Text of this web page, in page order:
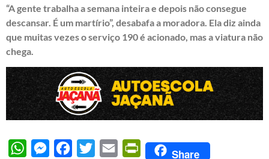
“A gente trabalha a semana inteira e depois não consegue
descansar. É um martírio”, desabafa a moradora. Ela diz ainda
que muitas vezes o serviço 190 é acionado, mas a viatura não
chega.
WhatsAppMessengerFacebook
Twitter Email PrintFriendly
Share